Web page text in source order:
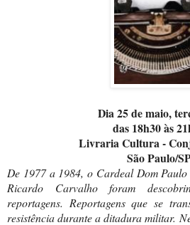
Dia 25 de maio,
das 18h30 às
Livraria Cultura -
São Paulo/
De 1977 a 1984, o Cardeal Dom
Ricardo Carvalho foram
reportagens. Reportagens que se
resistência durante a ditadura militar.